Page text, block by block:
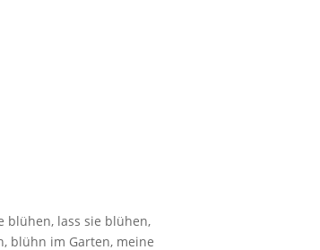
blühen, lass sie blühen,
blühn im Garten, meine